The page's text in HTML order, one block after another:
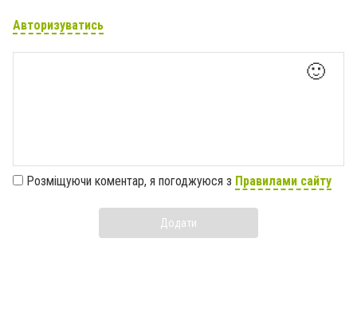
Авторизуватись
🙂
Розміщуючи коментар, я погоджуюся з Правилами сайту
Додати